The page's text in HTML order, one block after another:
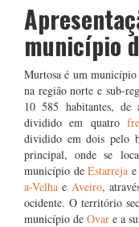
município
Murtosa é um
na região norte e sub-
10 585 habitantes,
dividido em quatro
dividido em dois pelo
principal, onde se
município de Estarreja
a-Velha e Aveiro,
ocidente. O território
município de Ovar e a